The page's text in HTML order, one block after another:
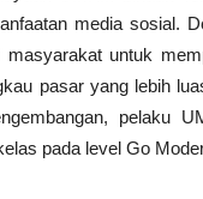
media sosial.
masyarakat untuk
pasar yang lebih
pelaku
pada level Go